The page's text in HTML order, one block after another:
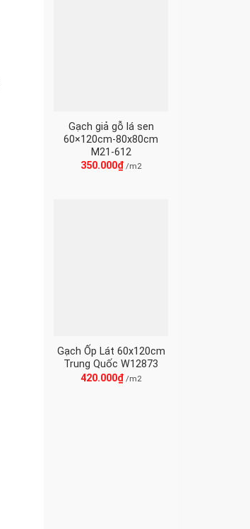
Gạch giả gỗ lá sen
60×120cm-80x80cm
M21-612
350.000₫ /m2
Gạch Ốp Lát 60x120cm
Trung Quốc W12873
420.000₫/m2